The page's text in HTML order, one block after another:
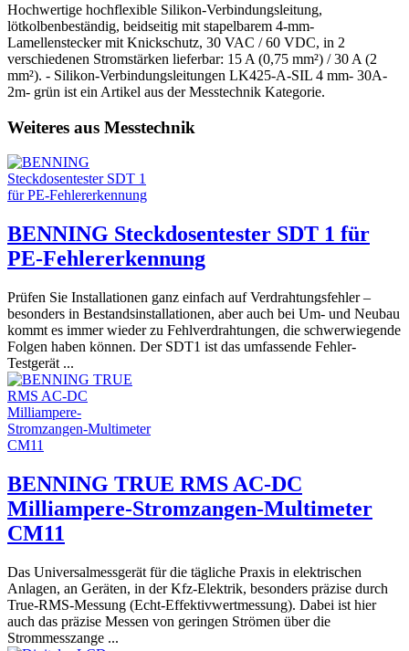
Hochwertige hochflexible Silikon-Verbindungsleitung,
lötkolbenbeständig, beidseitig mit stapelbarem 4-mm-
Lamellenstecker mit Knickschutz, 30 VAC / 60 VDC, in 2
verschiedenen Stromstärken lieferbar: 15 A (0,75 mm²) / 30 A (2
mm²). - Silikon-Verbindungsleitungen LK425-A-SIL 4 mm- 30A-
2m- grün ist ein Artikel aus der Messtechnik Kategorie.
Weiteres aus Messtechnik
BENNING Steckdosentester SDT 1 für
PE-Fehlererkennung
Prüfen Sie Installationen ganz einfach auf Verdrahtungsfehler –
besonders in Bestandsinstallationen, aber auch bei Um- und Neubau
kommt es immer wieder zu Fehlverdrahtungen, die schwerwiegende
Folgen haben können. Der SDT1 ist das umfassende Fehler-
Testgerät ...
BENNING TRUE RMS AC-DC
Milliampere-Stromzangen-Multimeter
CM11
Das Universalmessgerät für die tägliche Praxis in elektrischen
Anlagen, an Geräten, in der Kfz-Elektrik, besonders präzise durch
True-RMS-Messung (Echt-Effektivwertmessung). Dabei ist hier
auch das präzise Messen von geringen Strömen über die
Strommesszange ...